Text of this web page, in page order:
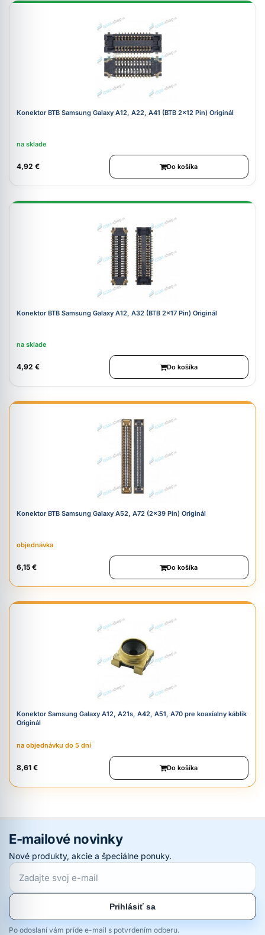
Konektor BTB Samsung Galaxy A12, A22, A41 (BTB 2x12 Pin) Originál
na sklade
4,92 € Do košíka
Konektor BTB Samsung Galaxy A12, A32 (BTB 2x17 Pin) Originál
na sklade
4,92 € Do košíka
Konektor BTB Samsung Galaxy A52, A72 (2x39 Pin) Originál
objednávka
6,15 € Do košíka
Konektor Samsung Galaxy A12, A21s, A42, A51, A70 pre koaxíalny káblik
Originál
na objednávku do 5 dní
8,61 € Do košíka
E-mailové novinky
Nové produkty, akcie a špeciálne ponuky.
Prihlásiť sa
Po odoslaní vám príde e-mail s potvrdením odberu.